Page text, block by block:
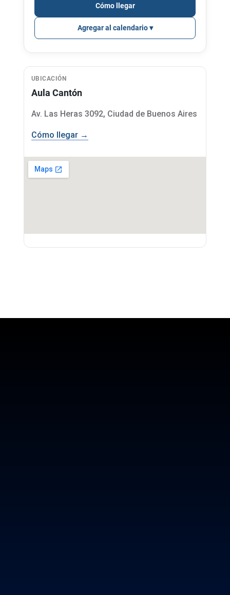
Cómo llegar
Agregar al calendario
UBICACIÓN
Aula Cantón
Av. Las Heras 3092, Ciudad de Buenos Aires
Cómo llegar →